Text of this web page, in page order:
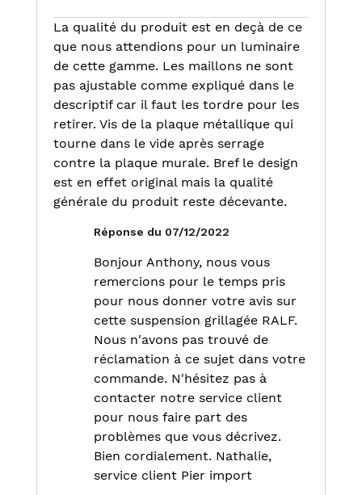
La qualité du produit est en deçà de ce
que nous attendions pour un luminaire
de cette gamme. Les maillons ne sont
pas ajustable comme expliqué dans le
descriptif car il faut les tordre pour les
retirer. Vis de la plaque métallique qui
tourne dans le vide après serrage
contre la plaque murale. Bref le design
est en effet original mais la qualité
générale du produit reste décevante.
Réponse du 07/12/2022
Bonjour Anthony, nous vous
remercions pour le temps pris
pour nous donner votre avis sur
cette suspension grillagée RALF.
Nous n'avons pas trouvé de
réclamation à ce sujet dans votre
commande. N'hésitez pas à
contacter notre service client
pour nous faire part des
problèmes que vous décrivez.
Bien cordialement. Nathalie,
service client Pier import